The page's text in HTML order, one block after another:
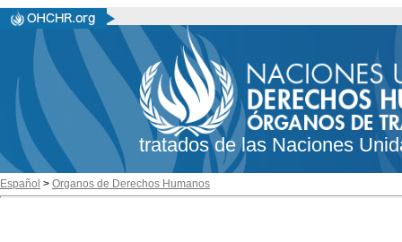
tratados de las Naciones
Español > Organos de Derechos Humanos